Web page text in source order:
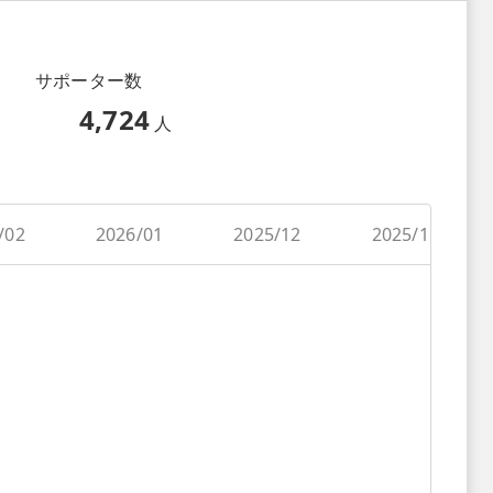
サポーター数
4,724 人
02 2026/01 2025/12 2025/11